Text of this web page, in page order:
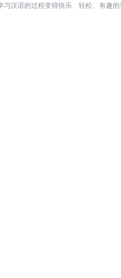
习汉语的过程变得快乐、轻松、有